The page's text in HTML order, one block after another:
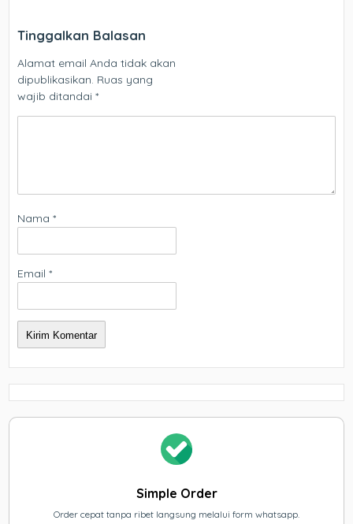
Tinggalkan Balasan
Alamat email Anda tidak akan
dipublikasikan. Ruas yang
wajib ditandai*
Nama*
Email*
Simple Order
Order cepat tanpa ribet langsung melalui form whatsapp.